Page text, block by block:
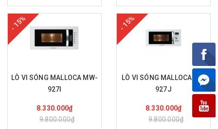
- 15%
LÒ VI SÓNG MALLOCA MW-
927I
8.330.000₫
9.800.000₫
- 15%
LÒ VI SÓNG MALLOCA MW
927J
8.330.000₫
9.800.000₫